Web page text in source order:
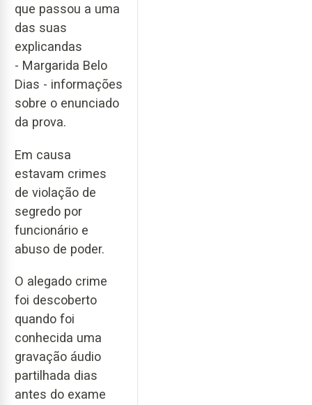
que passou a uma
das suas
explicandas
- Margarida Belo
Dias - informações
sobre o enunciado
da prova.
Em causa
estavam crimes
de violação de
segredo por
funcionário e
abuso de poder.
O alegado crime
foi descoberto
quando foi
conhecida uma
gravação áudio
partilhada dias
antes do exame